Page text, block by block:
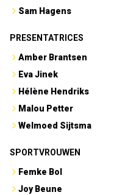
Sam Hagens
PRESENTATRICES
Amber Brantsen
Eva Jinek
Hélène Hendriks
Malou Petter
Welmoed Sijtsma
SPORTVROUWEN
Femke Bol
Joy Beune